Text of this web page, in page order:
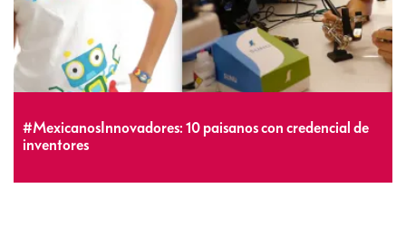
#MexicanosInnovadores: 10 paisanos con credencial de
inventores